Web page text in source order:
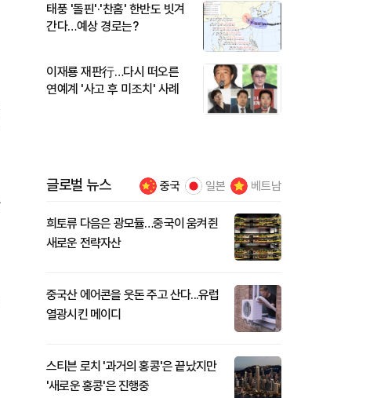
태풍 '돌핀'·'찬홈' 한반도 빗겨
간다…예상 경로는?
이재룡 재판行…다시 떠오른
연예계 '사고 후 미조치' 사례
글로벌 뉴스 중국 일본 베트남
희토류 다음은 광모듈…중국이 움켜쥔
새로운 전략자산
중국산 에어콘을 웃돈 주고 산다...유럽
열광시킨 메이디
스티븐 로치 '과거의 홍콩'은 끝났지만
'새로운 홍콩'은 진행중